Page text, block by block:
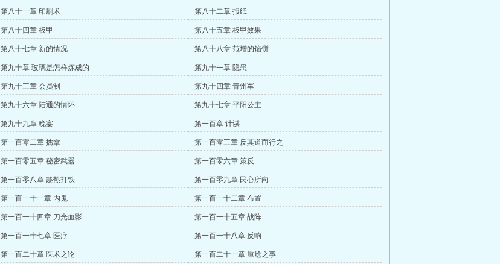
第八十一章 印刷术 第八十二章 报纸
第八十四章 板甲 第八十五章 板甲效果
第八十七章 新的情况 第八十八章 范增的馅饼
第九十章 玻璃是怎样炼成的 第九十一章 隐患
第九十三章 会员制 第九十四章 青州军
第九十六章 陆通的情怀 第九十七章 平阳公主
第九十九章 晚宴 第一百章 计谋
第一百零二章 擒拿 第一百零三章 反其道而行之
第一百零五章 秘密武器 第一百零六章 策反
第一百零八章 趁热打铁 第一百零九章 民心所向
第一百一十一章 内鬼 第一百一十二章 布置
第一百一十四章 刀光血影 第一百一十五章 战阵
第一百一十七章 医疗 第一百一十八章 反响
第一百二十章 医术之论 第一百二十一章 尴尬之事